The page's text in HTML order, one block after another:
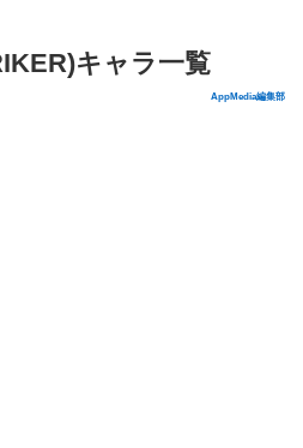
キャラ一覧
AppMedia編集部